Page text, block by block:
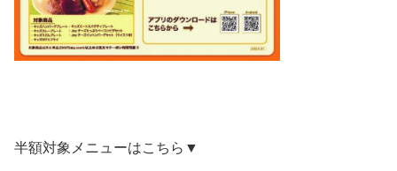
半額対象メニューはこちら▼